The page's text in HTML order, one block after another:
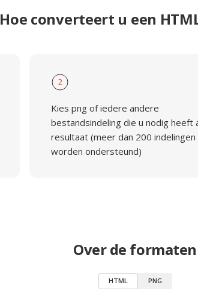
Hoe converteert u een
2
Kies png of iedere andere
bestandsindeling die u nodig heeft
resultaat (meer dan 200 indelingen
worden ondersteund)
Over de formaten
HTML PNG